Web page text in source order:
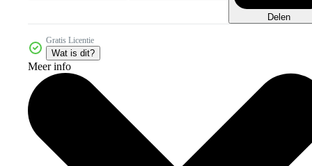
Delen
Gratis Licentie
Wat is dit?
Meer info